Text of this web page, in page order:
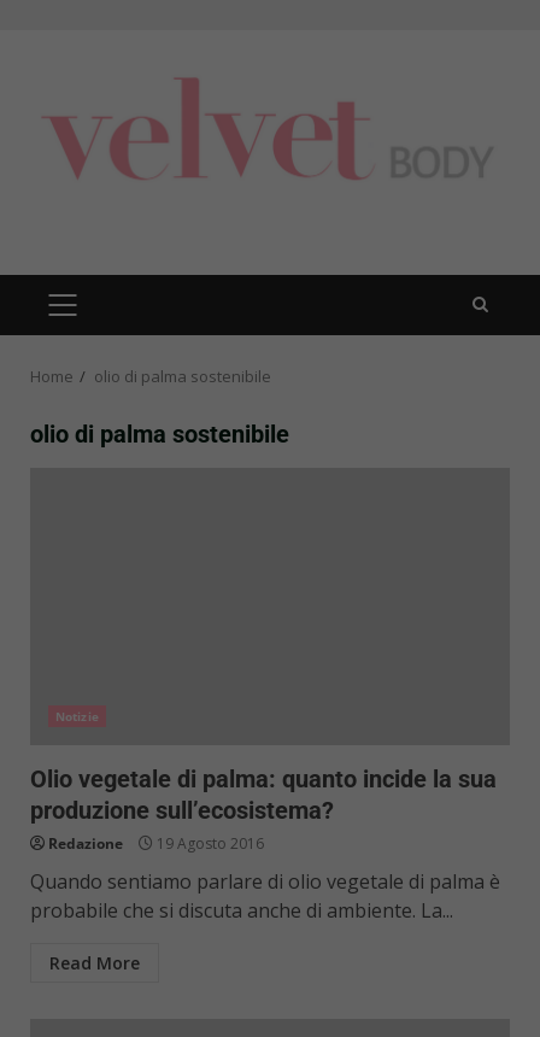
PRIMARY
MENU
Home olio di palma sostenibile
olio di palma sostenibile
Notizie
Olio vegetale di palma: quanto incide la sua
produzione sull’ecosistema?
Redazione 19 Agosto 2016
Quando sentiamo parlare di olio vegetale di palma è
probabile che si discuta anche di ambiente. La...
Read More